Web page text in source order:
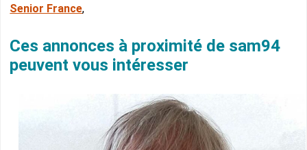
Senior France,
Ces annonces à proximité de sam94
peuvent vous intéresser